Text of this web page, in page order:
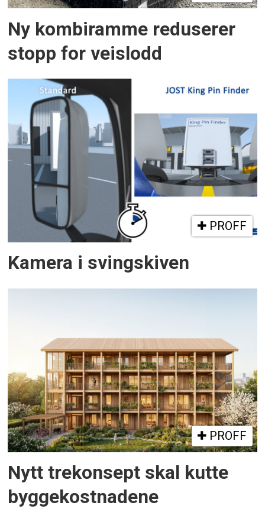
Ny kombiramme reduserer
stopp for veislodd
PROFF
Kamera i svingskiven
PROFF
Nytt trekonsept skal kutte
byggekostnadene